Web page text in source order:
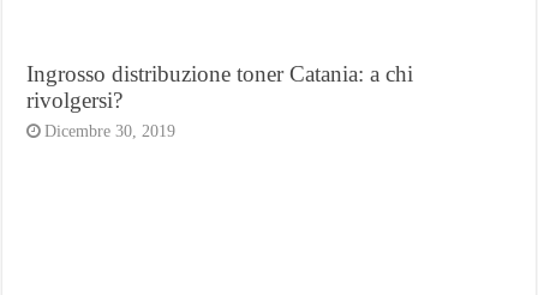
Ingrosso distribuzione toner Catania: a chi
rivolgersi?
Dicembre 30, 2019